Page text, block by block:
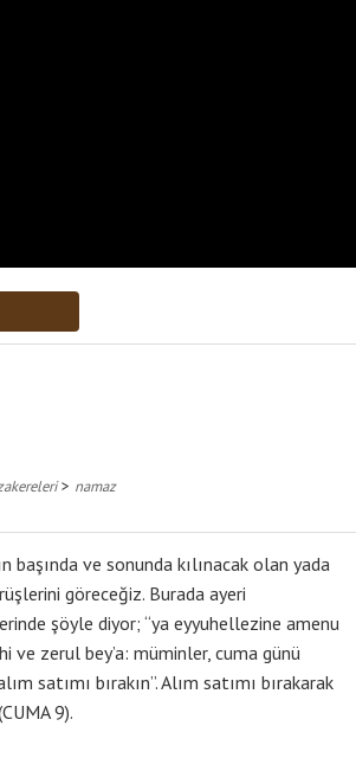
> namaz
başında ve sonunda kılınacak olan yada
göreceğiz. Burada ayeri
şöyle diyor; “ya eyyuhellezine amenu
zerul bey’a: müminler, cuma günü
satımı bırakın”. Alım satımı bırakarak
9).